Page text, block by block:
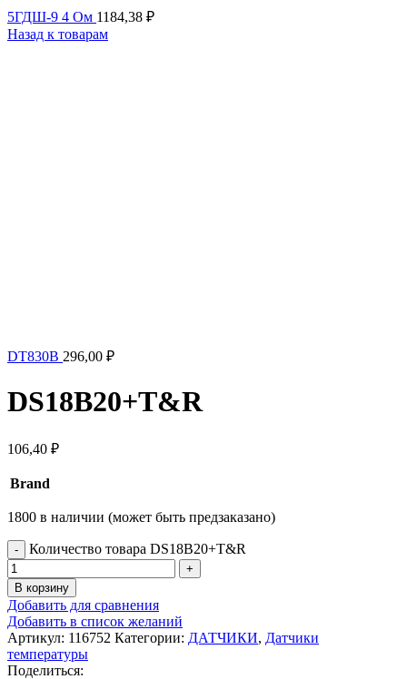
5ГДШ-9 4 Ом 1184,38 ₽
Назад к товарам
DT830B 296,00 ₽
DS18B20+T&R
106,40 ₽
Brand
1800 в наличии (может быть предзаказано)
Количество товара DS18B20+T&R
В корзину
Добавить для сравнения
Добавить в список желаний
Артикул: 116752 Категории: ДАТЧИКИ, Датчики
температуры
Поделиться: